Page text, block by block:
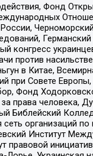
Фонд
в Китае,
при Совете
Фонд
человека,
Библейский
сеть организаций
Институт
правовой